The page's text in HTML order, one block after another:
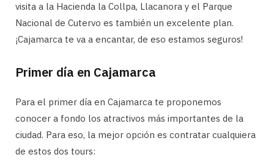
visita a la Hacienda la Collpa, Llacanora y el Parque
Nacional de Cutervo es también un excelente plan.
¡Cajamarca te va a encantar, de eso estamos seguros!
Primer día en Cajamarca
Para el primer día en Cajamarca te proponemos
conocer a fondo los atractivos más importantes de la
ciudad. Para eso, la mejor opción es contratar cualquiera
de estos dos tours: